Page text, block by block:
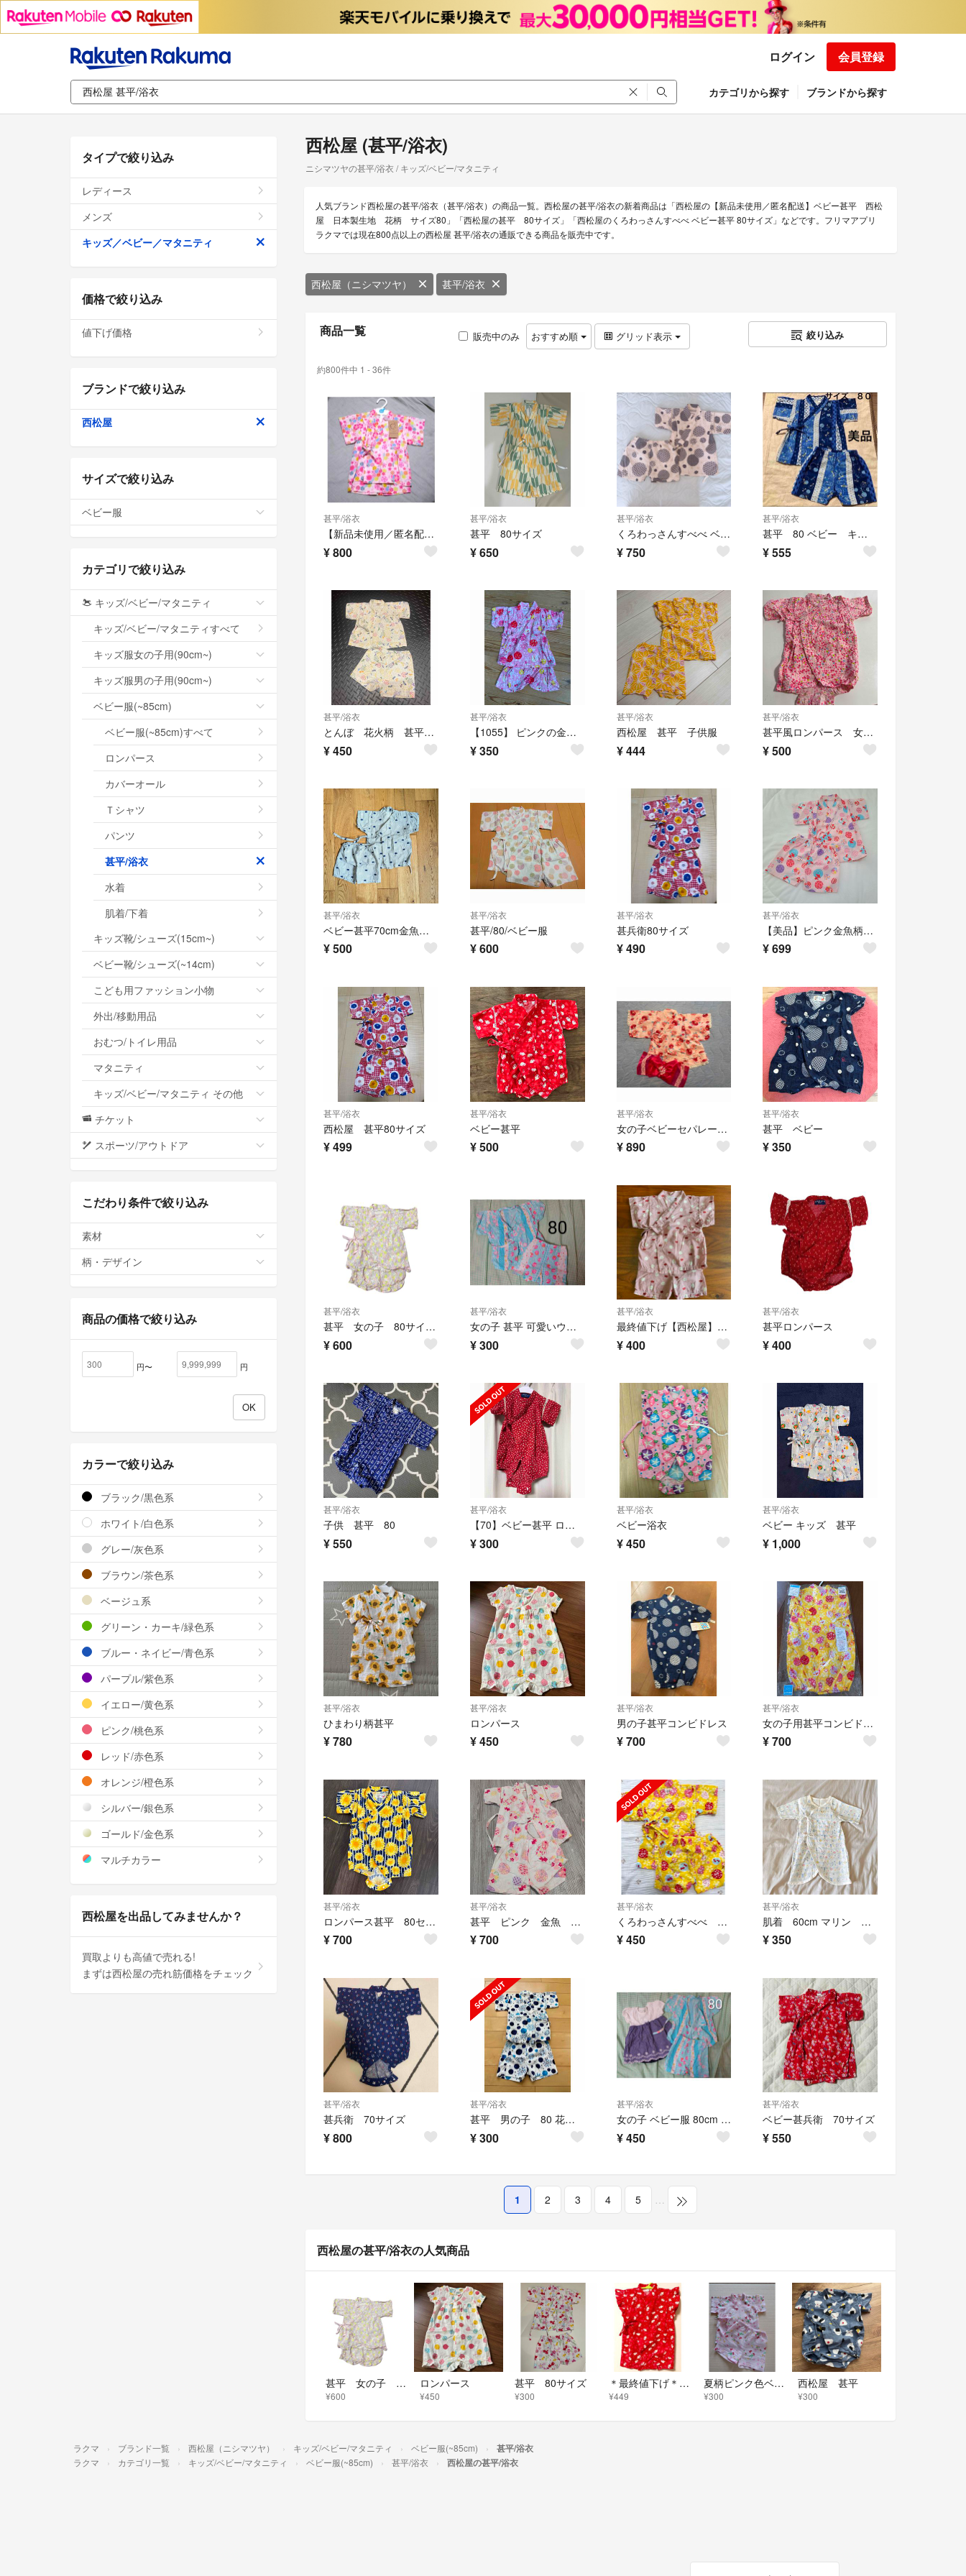
ログイン 会員登録
カテゴリから探す ブランドから探す
西松屋 (甚平/浴衣)
ニシマツヤの甚平/浴衣 / キッズ/ベビー/マタニティ
人気ブランド西松屋の甚平/浴衣（甚平/浴衣）の商品一覧。西松屋の甚平/浴衣の新着商品は「西松屋の【新品未使用／匿名配送】ベビー甚平 西松
屋 日本製生地 花柄 サイズ80」「西松屋の甚平 80サイズ」「西松屋のくろわっさんすべべ ベビー甚平 80サイズ」などです。フリマアプリ
ラクマでは現在800点以上の西松屋 甚平/浴衣の通販できる商品を販売中です。
西松屋（ニシマツヤ） 甚平/浴衣
商品一覧 販売中のみ おすすめ順 グリッド表示 絞り込み
約800件中 1 - 36件
甚平/浴衣
【新品未使用／匿名配送】ベビー甚平 西松屋 日本製生地 花柄 サイズ80
¥800
甚平/浴衣
甚平 80サイズ
¥650
甚平/浴衣
くろわっさんすべべ ベビー甚平 80サイズ
¥750
甚平/浴衣
甚平 80 ベビー キッズ
¥555
甚平/浴衣
とんぼ 花火柄 甚平 ベージュ
¥450
甚平/浴衣
【1055】 ピンクの金魚とヨーヨー柄甚平
¥350
甚平/浴衣
西松屋 甚平 子供服
¥444
甚平/浴衣
甚平風ロンパース 女の子80
¥500
甚平/浴衣
ベビー甚平70cm金魚西松屋
¥500
甚平/浴衣
甚平/80/ベビー服
¥600
甚平/浴衣
甚兵衛80サイズ
¥490
甚平/浴衣
【美品】ピンク金魚柄甚平 西松屋
¥699
甚平/浴衣
西松屋 甚平80サイズ
¥499
甚平/浴衣
ベビー甚平
¥500
甚平/浴衣
女の子ベビーセパレート浴衣は80サイズ
¥890
甚平/浴衣
甚平 ベビー
¥350
甚平/浴衣
甚平 女の子 80サイズ 花柄
¥600
甚平/浴衣
女の子 甚平 可愛いウサギ柄 80サイズ
¥300
甚平/浴衣
最終値下げ【西松屋】金魚柄 甚平 80
¥400
甚平/浴衣
甚平ロンパース
¥400
甚平/浴衣
子供 甚平 80
¥550
甚平/浴衣
【70】ベビー甚平 ロンパース
¥300
甚平/浴衣
ベビー浴衣
¥450
甚平/浴衣
ベビー キッズ 甚平
¥ 1,000
甚平/浴衣
ひまわり柄甚平
¥780
甚平/浴衣
ロンパース
¥450
甚平/浴衣
男の子甚平コンビドレス
¥700
甚平/浴衣
女の子用甚平コンビドレス50-60
¥700
甚平/浴衣
ロンパース甚平 80センチ
¥700
甚平/浴衣
甚平 ピンク 金魚 寝間着 女の子 鞠 夏 夏祭り 盆踊り
¥700
甚平/浴衣
くろわっさんすべべ 80 甚平 セットアップ 夏祭り 花火大会 女の子 イエロー
¥450
甚平/浴衣
肌着 60cm マリン 甚平
¥350
甚平/浴衣
甚兵衛 70サイズ
¥800
甚平/浴衣
甚平 男の子 80 花火柄
¥300
甚平/浴衣
女の子 ベビー服 80cm 2点セット 甚平 ワンピース
¥450
甚平/浴衣
ベビー甚兵衛 70サイズ
¥550
1 2 3 4 5 …
西松屋の甚平/浴衣の人気商品
甚平 女の子 80サイズ 花柄
¥600
ロンパース
¥450
甚平 80サイズ
¥300
＊最終値下げ＊ 甚平 浴衣 ロンパース ウサギ柄 花 赤
¥449
夏柄ピンク色ベビー甚平
¥300
西松屋 甚平
¥300
タイプで絞り込み
レディース
メンズ
キッズ／ベビー／マタニティ
価格で絞り込み
値下げ価格
ブランドで絞り込み
西松屋
サイズで絞り込み
ベビー服
カテゴリで絞り込み
キッズ/ベビー/マタニティ
キッズ/ベビー/マタニティすべて
キッズ服女の子用(90cm~)
キッズ服男の子用(90cm~)
ベビー服(~85cm)
ベビー服(~85cm)すべて
ロンパース
カバーオール
Ｔシャツ
パンツ
甚平/浴衣
水着
肌着/下着
キッズ靴/シューズ(15cm~)
ベビー靴/シューズ(~14cm)
こども用ファッション小物
外出/移動用品
おむつ/トイレ用品
マタニティ
キッズ/ベビー/マタニティ その他
チケット
スポーツ/アウトドア
こだわり条件で絞り込み
素材
柄・デザイン
商品の価格で絞り込み
円〜 円
カラーで絞り込み
ブラック/黒色系
ホワイト/白色系
グレー/灰色系
ブラウン/茶色系
ベージュ系
グリーン・カーキ/緑色系
ブルー・ネイビー/青色系
パープル/紫色系
イエロー/黄色系
ピンク/桃色系
レッド/赤色系
オレンジ/橙色系
シルバー/銀色系
ゴールド/金色系
マルチカラー
西松屋を出品してみませんか？
買取よりも高値で売れる!
まずは西松屋の売れ筋価格をチェック
ラクマ ブランド一覧 西松屋（ニシマツヤ） キッズ/ベビー/マタニティ ベビー服(~85cm) 甚平/浴衣
ラクマ カテゴリ一覧 キッズ/ベビー/マタニティ ベビー服(~85cm) 甚平/浴衣 西松屋の甚平/浴衣